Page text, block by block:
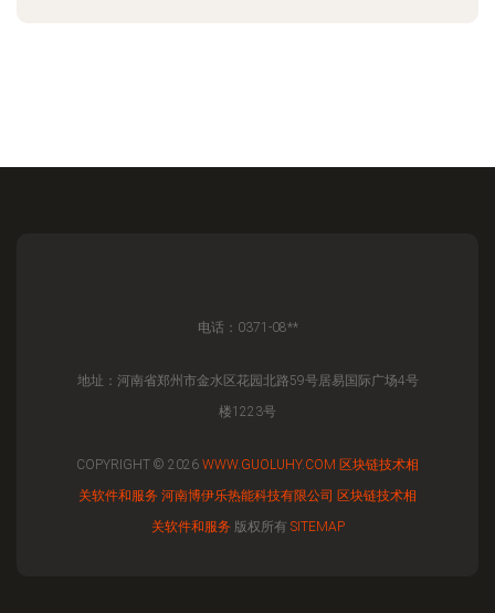
电话：0371-08**
地址：河南省郑州市金水区花园北路59号居易国际广场4号
楼1223号
COPYRIGHT © 2026 WWW.GUOLUHY.COM 区块链技术相
关软件和服务 河南博伊乐热能科技有限公司 区块链技术相
关软件和服务 版权所有 SITEMAP